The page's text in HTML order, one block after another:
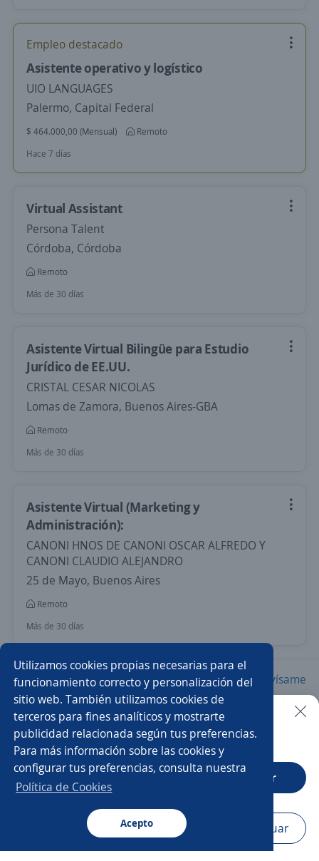
Utilizamos cookies propias necesarias para el
funcionamiento correcto y personalización del
sitio web. También utilizamos cookies de
terceros para fines analíticos y mostrarte
publicidad relacionada según tus preferencias.
Para más información sobre las cookies y
configurar tus preferencias, consulta nuestra
Política de Cookies
Acepto
Buscar Postulaciones Avisos Favoritos
Empleo destacado
Asistente operativo y logístico
UIO LANGUAGES
Palermo, Capital Federal
$ 464.000,00 (Mensual)
Remoto
Hace 7 días
Virtual Assistant
Persona Talent
Córdoba, Córdoba
Remoto
Más de 30 días
Asistente Virtual Bilingüe para Estudio
Jurídico de EE.UU.
CRISTAL CESAR NICOLAS
Lomas de Zamora, Buenos Aires-GBA
Remoto
Más de 30 días
Asistente Virtual (Marketing y
Administración):
CANONI HNOS DE CANONI OSCAR ALFREDO Y
CANONI CLAUDIO ALEJANDRO
25 de Mayo, Buenos Aires
Remoto
Más de 30 días
Nuevas ofertas de empleo Avísame
Empleos similares
Analista de administración de personal Administrativo/a
Recolector/a Auxiliar administrativo/a
Auxiliar contable y administrativo
Buscar es más fácil en la app
CT App Abrir
Navegador Continuar